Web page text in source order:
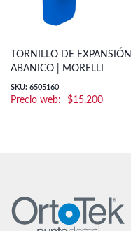
TORNILLO DE EXPANSIÓN
ABANICO | MORELLI
SKU: 6505160
$15.200